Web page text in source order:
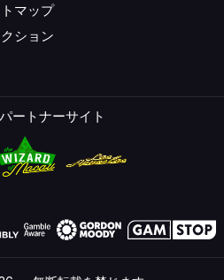
マップ
ション
ートナーサイト